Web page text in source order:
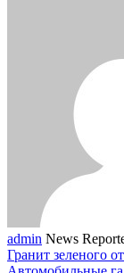
admin News
Гранит зеленого